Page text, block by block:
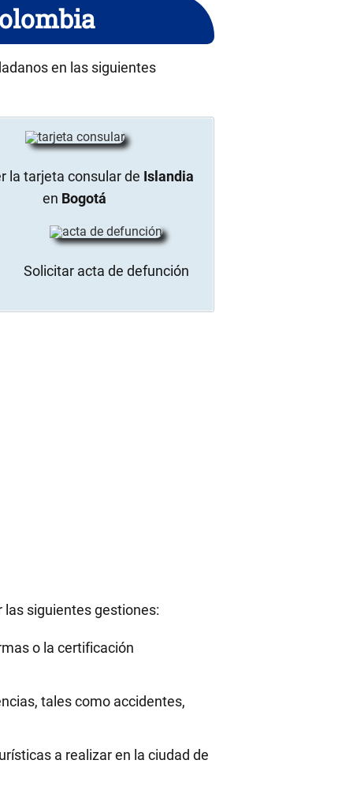
en las siguientes
la tarjeta consular de Islandia
en Bogotá
Solicitar acta de defunción
siguientes gestiones:
o la certificación
tales como accidentes,
a realizar en la ciudad de